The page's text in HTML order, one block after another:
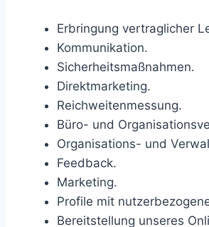
Erbringung vertraglicher
Kommunikation.
Sicherheitsmaßnahmen.
Direktmarketing.
Reichweitenmessung.
Büro- und
Organisations- und
Feedback.
Marketing.
Profile mit
Bereitstellung unseres